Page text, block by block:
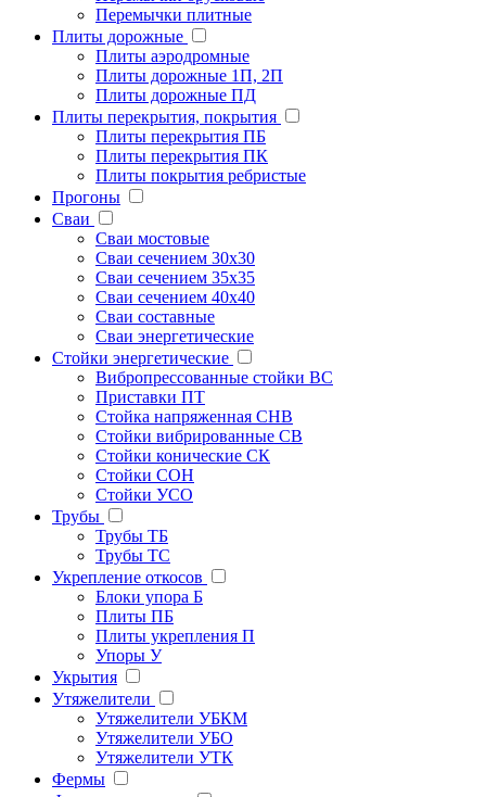
Перемычки плитные
Плиты дорожные
Плиты аэродромные
Плиты дорожные 1П, 2П
Плиты дорожные ПД
Плиты перекрытия, покрытия
Плиты перекрытия ПБ
Плиты перекрытия ПК
Плиты покрытия ребристые
Прогоны
Сваи
Сваи мостовые
Сваи сечением 30х30
Сваи сечением 35х35
Сваи сечением 40х40
Сваи составные
Сваи энергетические
Стойки энергетические
Вибропрессованные стойки ВС
Приставки ПТ
Стойка напряженная СНВ
Стойки вибрированные СВ
Стойки конические СК
Стойки СОН
Стойки УСО
Трубы
Трубы ТБ
Трубы ТС
Укрепление откосов
Блоки упора Б
Плиты ПБ
Плиты укрепления П
Упоры У
Укрытия
Утяжелители
Утяжелители УБКМ
Утяжелители УБО
Утяжелители УТК
Фермы